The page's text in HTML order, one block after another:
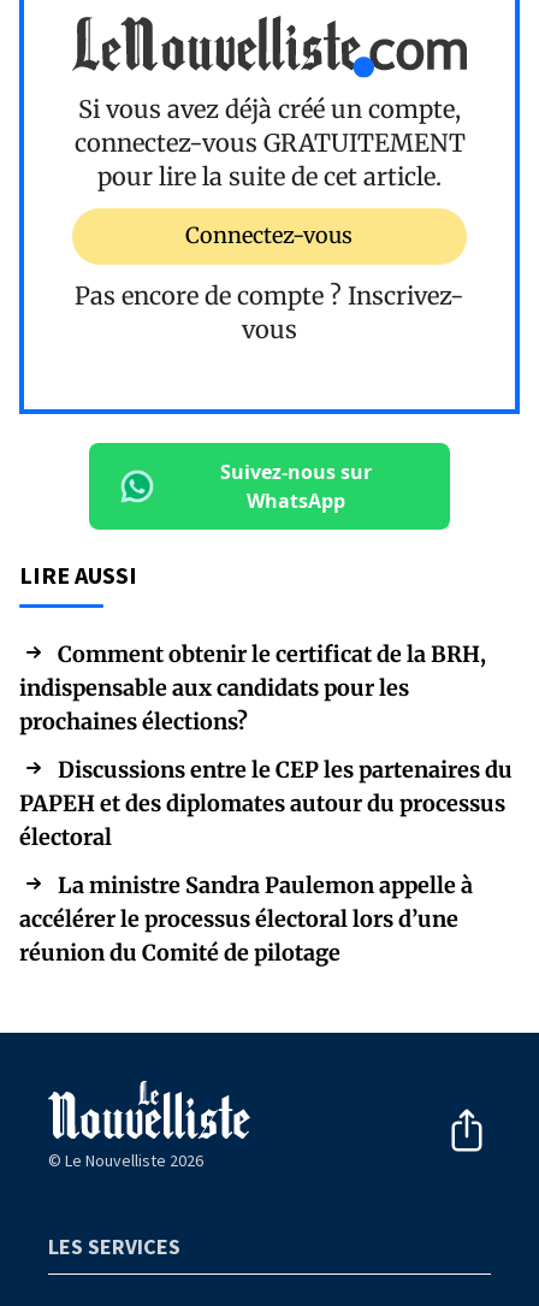
Si vous avez déjà créé un compte,
connectez-vous GRATUITEMENT
pour lire la suite de cet article.
Connectez-vous
Pas encore de compte ? Inscrivez-
vous
Suivez-nous sur
WhatsApp
LIRE AUSSI
Comment obtenir le certificat de la BRH,
indispensable aux candidats pour les
prochaines élections?
Discussions entre le CEP les partenaires du
PAPEH et des diplomates autour du processus
électoral
La ministre Sandra Paulemon appelle à
accélérer le processus électoral lors d’une
réunion du Comité de pilotage
© Le Nouvelliste 2026
LES SERVICES